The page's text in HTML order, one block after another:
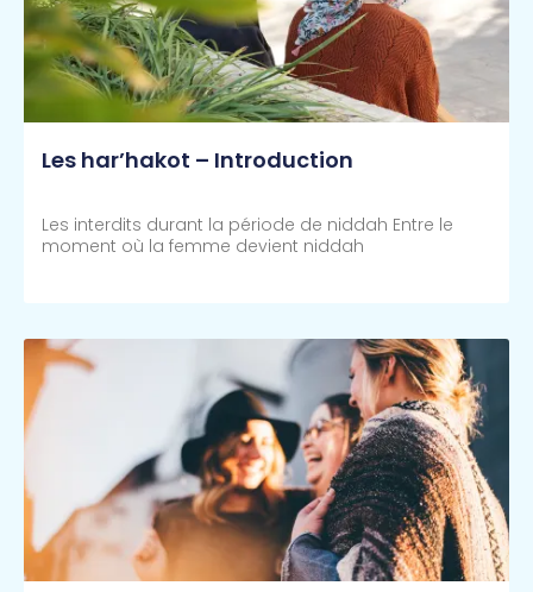
Les har’hakot – Introduction
Les interdits durant la période de niddah Entre le
moment où la femme devient niddah